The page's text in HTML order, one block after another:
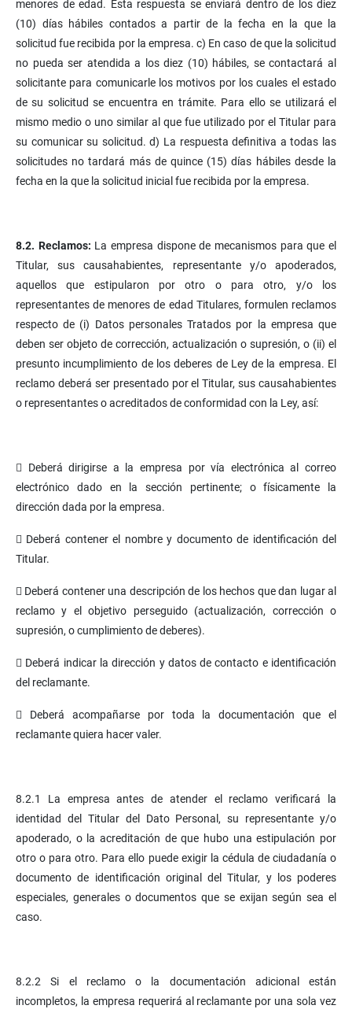
menores de edad. Esta respuesta se enviará dentro de los diez
(10) días hábiles contados a partir de la fecha en la que la
solicitud fue recibida por la empresa. c) En caso de que la solicitud
no pueda ser atendida a los diez (10) hábiles, se contactará al
solicitante para comunicarle los motivos por los cuales el estado
de su solicitud se encuentra en trámite. Para ello se utilizará el
mismo medio o uno similar al que fue utilizado por el Titular para
su comunicar su solicitud. d) La respuesta definitiva a todas las
solicitudes no tardará más de quince (15) días hábiles desde la
fecha en la que la solicitud inicial fue recibida por la empresa.
8.2. Reclamos: La empresa dispone de mecanismos para que el
Titular, sus causahabientes, representante y/o apoderados,
aquellos que estipularon por otro o para otro, y/o los
representantes de menores de edad Titulares, formulen reclamos
respecto de (i) Datos personales Tratados por la empresa que
deben ser objeto de corrección, actualización o supresión, o (ii) el
presunto incumplimiento de los deberes de Ley de la empresa. El
reclamo deberá ser presentado por el Titular, sus causahabientes
o representantes o acreditados de conformidad con la Ley, así:
 Deberá dirigirse a la empresa por vía electrónica al correo
electrónico dado en la sección pertinente; o físicamente la
dirección dada por la empresa.
 Deberá contener el nombre y documento de identificación del
Titular.
 Deberá contener una descripción de los hechos que dan lugar al
reclamo y el objetivo perseguido (actualización, corrección o
supresión, o cumplimiento de deberes).
 Deberá indicar la dirección y datos de contacto e identificación
del reclamante.
 Deberá acompañarse por toda la documentación que el
reclamante quiera hacer valer.
8.2.1 La empresa antes de atender el reclamo verificará la
identidad del Titular del Dato Personal, su representante y/o
apoderado, o la acreditación de que hubo una estipulación por
otro o para otro. Para ello puede exigir la cédula de ciudadanía o
documento de identificación original del Titular, y los poderes
especiales, generales o documentos que se exijan según sea el
caso.
8.2.2 Si el reclamo o la documentación adicional están
incompletos, la empresa requerirá al reclamante por una sola vez